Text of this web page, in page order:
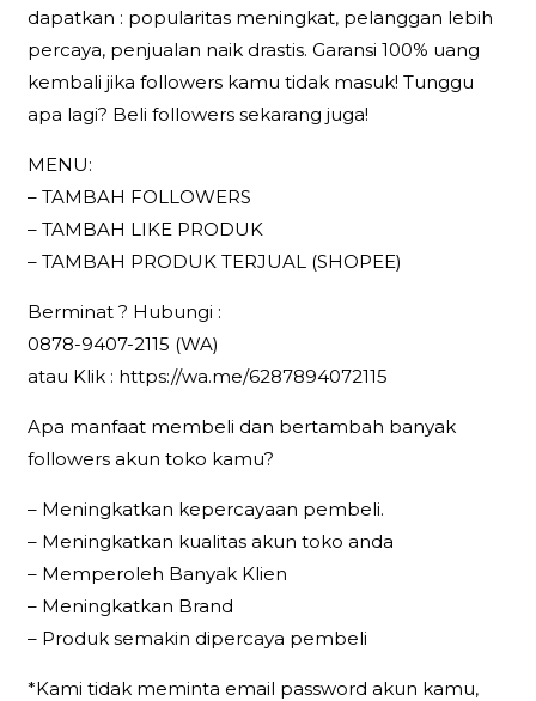
dapatkan : popularitas meningkat, pelanggan lebih
percaya, penjualan naik drastis. Garansi 100% uang
kembali jika followers kamu tidak masuk! Tunggu
apa lagi? Beli followers sekarang juga!
MENU:
– TAMBAH FOLLOWERS
– TAMBAH LIKE PRODUK
– TAMBAH PRODUK TERJUAL (SHOPEE)
Berminat ? Hubungi :
0878-9407-2115 (WA)
atau Klik : https://wa.me/6287894072115
Apa manfaat membeli dan bertambah banyak
followers akun toko kamu?
– Meningkatkan kepercayaan pembeli.
– Meningkatkan kualitas akun toko anda
– Memperoleh Banyak Klien
– Meningkatkan Brand
– Produk semakin dipercaya pembeli
*Kami tidak meminta email password akun kamu,